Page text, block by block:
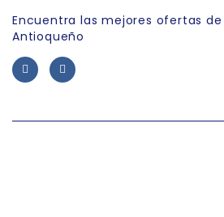
Encuentra las mejores ofertas
Antioqueño